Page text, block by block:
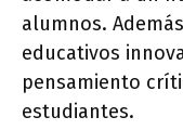
alumnos.
educativos
pensamiento
estudiantes.